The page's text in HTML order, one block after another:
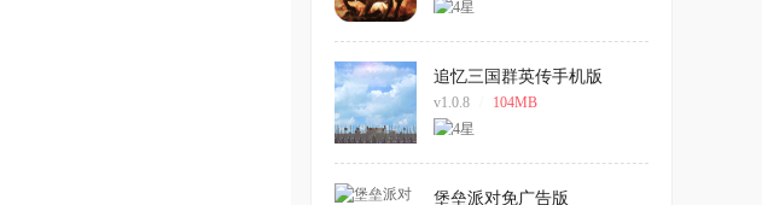
追忆三国群英传手机版
v1.0.8 104MB
堡垒派对免广告版